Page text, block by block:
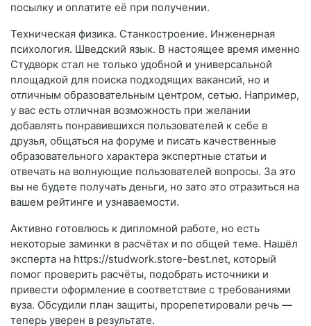
посылку и оплатите её при получении.
Техническая физика. Станкостроение. Инженерная
психология. Шведский язык. В настоящее время именно
Студворк стал не только удобной и универсальной
площадкой для поиска подходящих вакансий, но и
отличным образовательным центром, сетью. Например,
у вас есть отличная возможность при желании
добавлять понравившихся пользователей к себе в
друзья, общаться на форуме и писать качественные
образовательного характера экспертные статьи и
отвечать на волнующие пользователей вопросы. За это
вы не будете получать деньги, но зато это отразиться на
вашем рейтинге и узнаваемости.
Активно готовлюсь к дипломной работе, но есть
некоторые заминки в расчётах и по общей теме. Нашёл
эксперта на https://studwork.store-best.net, который
помог проверить расчёты, подобрать источники и
привести оформление в соответствие с требованиями
вуза. Обсудили план защиты, прорепетировали речь —
теперь уверен в результате.